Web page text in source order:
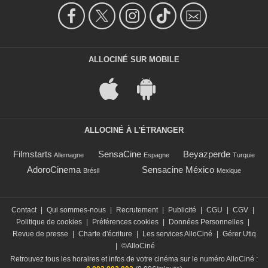
ALLOCINÉ SUR MOBILE
ALLOCINÉ À L'ÉTRANGER
Filmstarts Allemagne SensaCine Espagne Beyazperde Turquie
AdoroCinema Brésil Sensacine México Mexique
Contact Qui sommes-nous Recrutement Publicité CGU CGV
Politique de cookies
Préférences cookies Données Personnelles
Revue de presse
Charte d'écriture Les services AlloCiné
Gérer Utiq
©AlloCiné
Retrouvez tous les horaires et infos de votre cinéma sur le numéro AlloCiné :